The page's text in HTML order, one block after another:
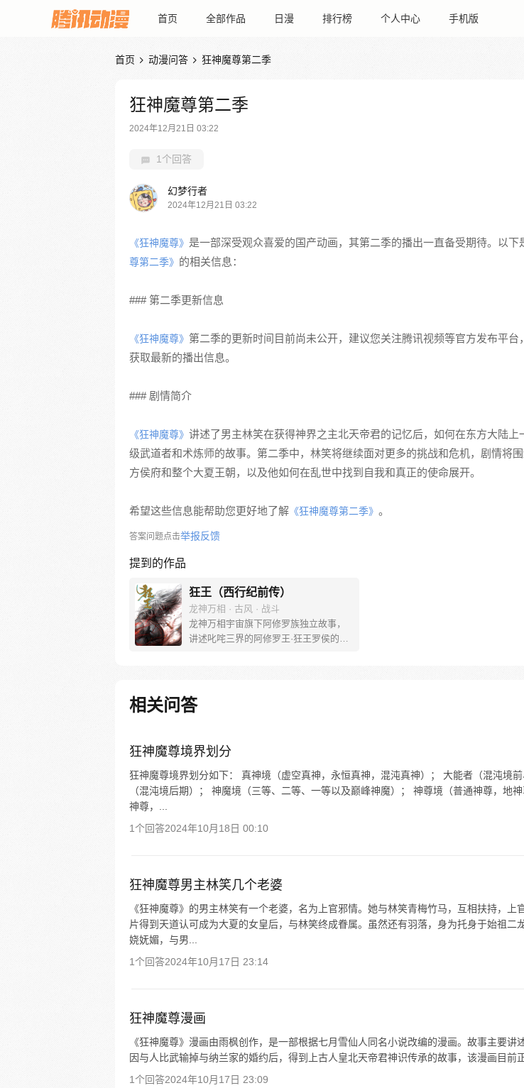
首页 全部作品 日漫 排行榜 个人中心 手机版
首页  动漫问答  狂神魔尊第二季
狂神魔尊第二季
2024年12月21日 03:22
1个回答
幻梦行者
2024年12月21日 03:22
《狂神魔尊》 是一部深受观众喜爱的国产动画，其第二季的播出一直备受期待。以下
尊第二季》 的相关信息：
### 第二季更新信息
《狂神魔尊》 第二季的更新时间目前尚未公开，建议您关注腾讯视频等官方发布平台
获取最新的播出信息。
### 剧情简介
《狂神魔尊》 讲述了男主林笑在获得神界之主北天帝君的记忆后，如何在东方大陆上
级武道者和术炼师的故事。第二季中，林笑将继续面对更多的挑战和危机，剧情将
方侯府和整个大夏王朝，以及他如何在乱世中找到自我和真正的使命展开。
希望这些信息能帮助您更好地了解 《狂神魔尊第二季》 。
答案问题点击举报反馈
提到的作品
狂王（西行纪前传）
龙神万相 · 古风 · 战斗
龙神万相宇宙旗下阿修罗族独立故事，
讲述叱咤三界的阿修罗王·狂王罗侯的称
亡与重生，蜕变的少年有鱼最终背负挚
友的信念成为阿修罗王—狂王，更名罗
发，少年新王能否担起重任
相关问答
狂神魔尊境界划分
狂神魔尊境界划分如下： 真神境（虚空真神，永恒真神，混沌真神）； 大能者（混沌境
（混沌境后期）； 神魔境（三等、二等、一等以及巅峰神魔）； 神尊境（普通神尊，地
神尊，...
1个回答2024年10月18日 00:10
狂神魔尊男主林笑几个老婆
《狂神魔尊》的男主林笑有一个老婆，名为上官邪情。她与林笑青梅竹马，互相扶持，上
片得到天道认可成为大夏的女皇后，与林笑终成眷属。虽然还有羽落，身为托身于始祖二
娆妩媚，与男...
1个回答2024年10月17日 23:14
狂神魔尊漫画
《狂神魔尊》漫画由雨枫创作，是一部根据七月雪仙人同名小说改编的漫画。故事主要讲
因与人比武输掉与纳兰家的婚约后，得到上古人皇北天帝君神识传承的故事，该漫画目前
1个回答2024年10月17日 23:09